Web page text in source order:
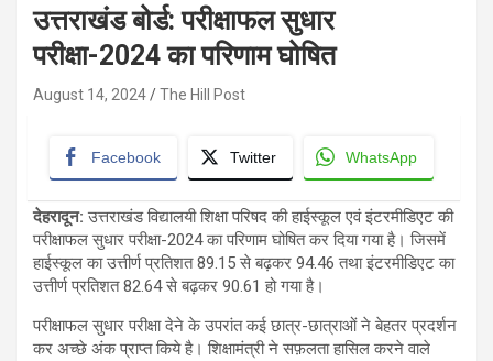
उत्तराखंड बोर्ड: परीक्षाफल सुधार
परीक्षा-2024 का परिणाम घोषित
August 14, 2024 The Hill Post
Facebook Twitter WhatsApp
देहरादून: उत्तराखंड विद्यालयी शिक्षा परिषद की हाईस्कूल एवं इंटरमीडिएट की
परीक्षाफल सुधार परीक्षा-2024 का परिणाम घोषित कर दिया गया है। जिसमें
हाईस्कूल का उत्तीर्ण प्रतिशत 89.15 से बढ़कर 94.46 तथा इंटरमीडिएट का
उत्तीर्ण प्रतिशत 82.64 से बढ़कर 90.61 हो गया है।
परीक्षाफल सुधार परीक्षा देने के उपरांत कई छात्र-छात्राओं ने बेहतर प्रदर्शन
कर अच्छे अंक प्राप्त किये है। शिक्षामंत्री ने सफ़लता हासिल करने वाले